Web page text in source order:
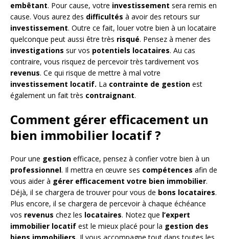
embêtant. Pour cause, votre investissement sera remis en
cause. Vous aurez des difficultés à avoir des retours sur
investissement. Outre ce fait, louer votre bien à un locataire
quelconque peut aussi être très risqué. Pensez à mener des
investigations sur vos potentiels locataires. Au cas
contraire, vous risquez de percevoir très tardivement vos
revenus. Ce qui risque de mettre à mal votre
investissement locatif. La contrainte de gestion est
également un fait très contraignant.
Comment gérer efficacement un
bien immobilier locatif ?
Pour une gestion efficace, pensez à confier votre bien à un
professionnel. Il mettra en œuvre ses compétences afin de
vous aider à gérer efficacement votre bien immobilier.
Déjà, il se chargera de trouver pour vous de bons locataires.
Plus encore, il se chargera de percevoir à chaque échéance
vos revenus chez les locataires. Notez que l’expert
immobilier locatif est le mieux placé pour la gestion des